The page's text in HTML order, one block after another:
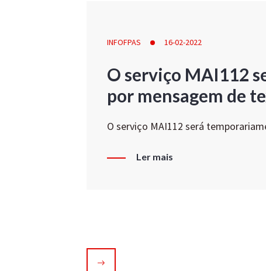
INFOFPAS 16-02-2022
O serviço MAI112
por mensagem de
O serviço MAI112 será
Ler mais